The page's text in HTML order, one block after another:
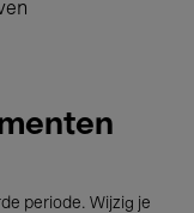
periode. Wijzig je